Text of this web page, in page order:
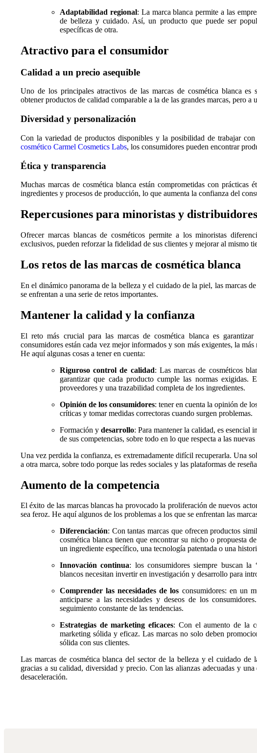
Adaptabilidad regional: La marca blanca permite a las
de belleza y cuidado. Así, un producto que puede ser
específicas de otra.
Atractivo para el consumidor
Calidad a un precio asequible
Uno de los principales atractivos de las marcas de cosmética blanca es
obtener productos de calidad comparable a la de las grandes marcas, pero a
Diversidad y personalización
Con la variedad de productos disponibles y la posibilidad de trabajar con
cosmético Carmel Cosmetics Labs, los consumidores pueden encontrar
Ética y transparencia
Muchas marcas de cosmética blanca están comprometidas con prácticas
ingredientes y procesos de producción, lo que aumenta la confianza del
Repercusiones para minoristas y distribuidores
Ofrecer marcas blancas de cosméticos permite a los minoristas
exclusivos, pueden reforzar la fidelidad de sus clientes y mejorar al mismo
Los retos de las marcas de cosmética blanca
En el dinámico panorama de la belleza y el cuidado de la piel, las marcas
se enfrentan a una serie de retos importantes.
Mantener la calidad y la confianza
El reto más crucial para las marcas de cosmética blanca es
consumidores están cada vez mejor informados y son más exigentes, la
He aquí algunas cosas a tener en cuenta:
Riguroso control de calidad: Las marcas de cosméticos
garantizar que cada producto cumple las normas exigidas.
proveedores y una trazabilidad completa de los ingredientes.
Opinión de los consumidores: tener en cuenta la opinión de
críticas y tomar medidas correctoras cuando surgen problemas.
Formación ydesarrollo: Para mantener la calidad, es
de sus competencias, sobre todo en lo que respecta a las
Una vez perdida la confianza, es extremadamente difícil recuperarla. Una
a otra marca, sobre todo porque las redes sociales y las plataformas de
Aumento de la competencia
El éxito de las marcas blancas ha provocado la proliferación de nuevos
sea feroz. He aquí algunos de los problemas a los que se enfrentan las
Diferenciación: Con tantas marcas que ofrecen productos
cosmética blanca tienen que encontrar su nicho o propuesta
un ingrediente específico, una tecnología patentada o una
Innovación continua: los consumidores siempre buscan la
blancos necesitan invertir en investigación y desarrollo para
Comprender las necesidades de los consumidores: en un
anticiparse a las necesidades y deseos de los
seguimiento constante de las tendencias.
Estrategias de marketing eficaces: Con el aumento de la
marketing sólida y eficaz. Las marcas no solo deben
sólida con sus clientes.
Las marcas de cosmética blanca del sector de la belleza y el cuidado
gracias a su calidad, diversidad y precio. Con las alianzas adecuadas y
desaceleración.